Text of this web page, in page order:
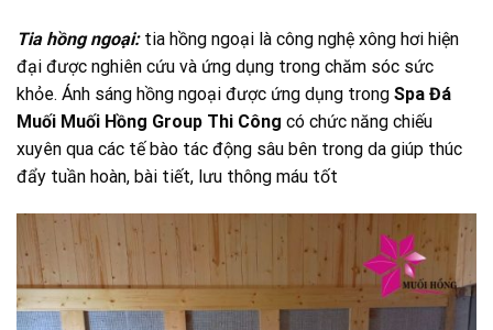
Tia hồng ngoại:tia hồng ngoại là công nghệ xông hơi hiện
đại được nghiên cứu và ứng dụng trong chăm sóc sức
khỏe. Ánh sáng hồng ngoại được ứng dụng trong Spa Đá
Muối Muối Hồng Group Thi Công có chức năng chiếu
xuyên qua các tế bào tác động sâu bên trong da giúp thúc
đẩy tuần hoàn, bài tiết, lưu thông máu tốt